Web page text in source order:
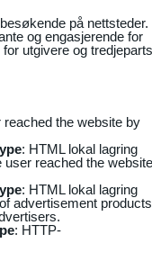
på nettsteder.
og engasjerende for
utgivere og tredjeparts
the website by
: HTML lokal lagring
user reached the website
: HTML lokal lagring
advertisement products
: HTTP-